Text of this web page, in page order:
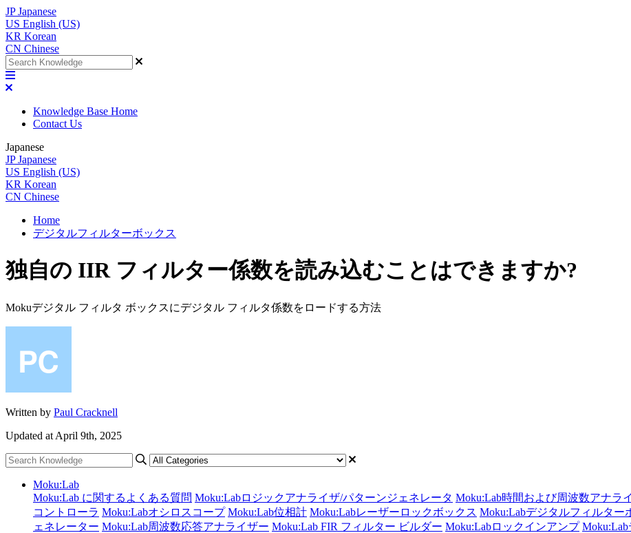
JP Japanese
US English (US)
KR Korean
CN Chinese
Knowledge Base Home
Contact Us
Japanese
JP Japanese
US English (US)
KR Korean
CN Chinese
Home
デジタルフィルターボックス
独自の IIR フィルター係数を読み込むことはできますか?
Mokuデジタル フィルタ ボックスにデジタル フィルタ係数をロードする方法
Written by Paul Cracknell
Updated at April 9th, 2025
Moku:Lab
Moku:Lab に関するよくある質問 Moku:Labロジックアナライザ/パターンジェネレータ Moku:Lab時間および周波数アナラ
コントローラ Moku:Labオシロスコープ Moku:Lab位相計 Moku:Labレーザーロックボックス Moku:Labデジタルフィルター
ェネレーター Moku:Lab周波数応答アナライザー Moku:Lab FIR フィルター ビルダー Moku:Labロックインアンプ